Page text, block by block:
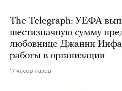
The Telegraph: УЕФА
шестизначную сумму
любовнице Джанни
работы в организации
17 часов назад